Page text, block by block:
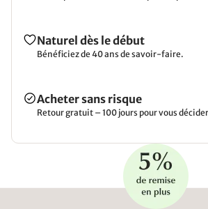
Naturel dès le début
Bénéficiez de 40 ans de savoir-faire.
Acheter sans risque
Retour gratuit – 100 jours pour vous